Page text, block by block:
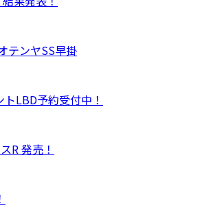
テンヤSS早掛
LBD予約受付中！
R 発売！